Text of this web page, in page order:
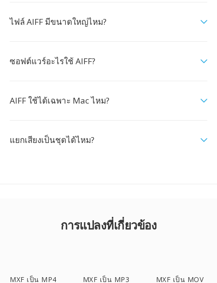
ไฟล์ AIFF มีขนาดใหญ่ไหม?
ซอฟต์แวร์อะไรใช้ AIFF?
AIFF ใช้ได้เฉพาะ Mac ไหม?
แยกเสียงเป็นชุดได้ไหม?
การแปลงที่เกี่ยวข้อง
MXF เป็น MP4 MXF เป็น MP3 MXF เป็น MOV